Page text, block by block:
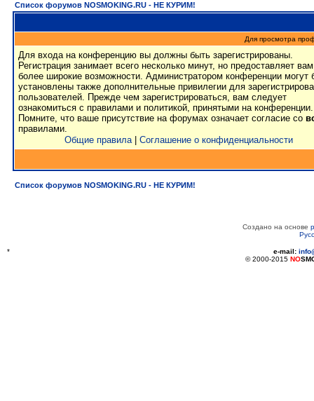
Список форумов NOSMOKING.RU - НЕ КУРИМ!
Для просмотра
Для входа на конференцию вы должны быть зарегистрированы.
Регистрация занимает всего несколько минут, но предоставляет вам
более широкие возможности. Администратором конференции могут
установлены также дополнительные привилегии для
пользователей. Прежде чем зарегистрироваться, вам следует
ознакомиться с правилами и политикой, принятыми на конференции.
Помните, что ваше присутствие на форумах означает согласие со
правилами.
Общие правила| Соглашение о конфиденциальности
Список форумов NOSMOKING.RU - НЕ КУРИМ!
Создано на основе
* e-mail:
© 2000-2015 NO